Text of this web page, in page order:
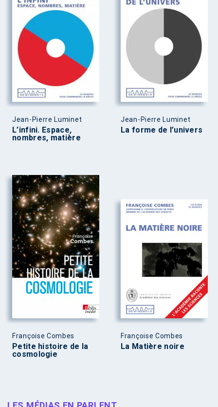
Jean-Pierre Luminet
L’infini. Espace,
nombres, matière
Jean-Pierre Luminet
La forme de l’univers
Françoise Combes
Petite histoire de la
cosmologie
Françoise Combes
La Matière noire